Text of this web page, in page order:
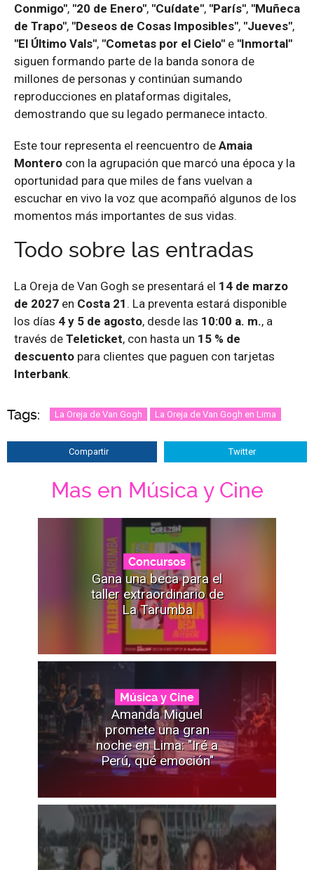
Conmigo", "20 de Enero", "Cuídate", "París", "Muñeca
de Trapo", "Deseos de Cosas Imposibles", "Jueves",
"El Último Vals", "Cometas por el Cielo" e "Inmortal"
siguen formando parte de la banda sonora de
millones de personas y continúan sumando
reproducciones en plataformas digitales,
demostrando que su legado permanece intacto.
Este tour representa el reencuentro de Amaia
Montero con la agrupación que marcó una época y la
oportunidad para que miles de fans vuelvan a
escuchar en vivo la voz que acompañó algunos de los
momentos más importantes de sus vidas.
Todo sobre las entradas
La Oreja de Van Gogh se presentará el 14 de marzo
de 2027 en Costa 21 . La preventa estará disponible
los días 4 y 5 de agosto, desde las 10:00 a. m., a
través de Teleticket, con hasta un 15 % de
descuento para clientes que paguen con tarjetas
Interbank.
Tags: La Oreja de Van Gogh La Oreja de Van Gogh en Lima
Compartir Twitter
Mas en Música y Cine
Concursos
Gana una beca para el
taller extraordinario de
La Tarumba
Música y Cine
Amanda Miguel
promete una gran
noche en Lima: "Iré a
Perú, qué emoción"